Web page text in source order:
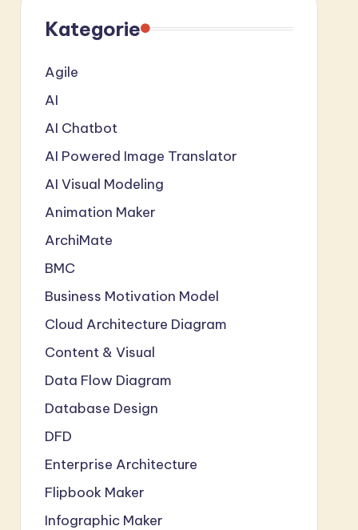
Kategorie
Agile
AI
AI Chatbot
AI Powered Image Translator
AI Visual Modeling
Animation Maker
ArchiMate
BMC
Business Motivation Model
Cloud Architecture Diagram
Content & Visual
Data Flow Diagram
Database Design
DFD
Enterprise Architecture
Flipbook Maker
Infographic Maker